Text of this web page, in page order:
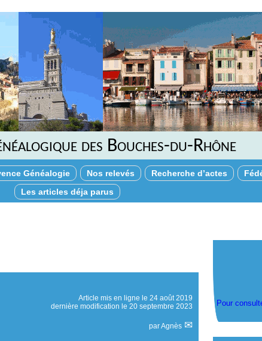
des Bouches-du-Rhône
Généalogie Nos relevés Recherche d’actes
Les articles déja parus
Article mis en ligne le24 août 2019
dernière modification le 20 septembre 2023
parAgnès
Pour